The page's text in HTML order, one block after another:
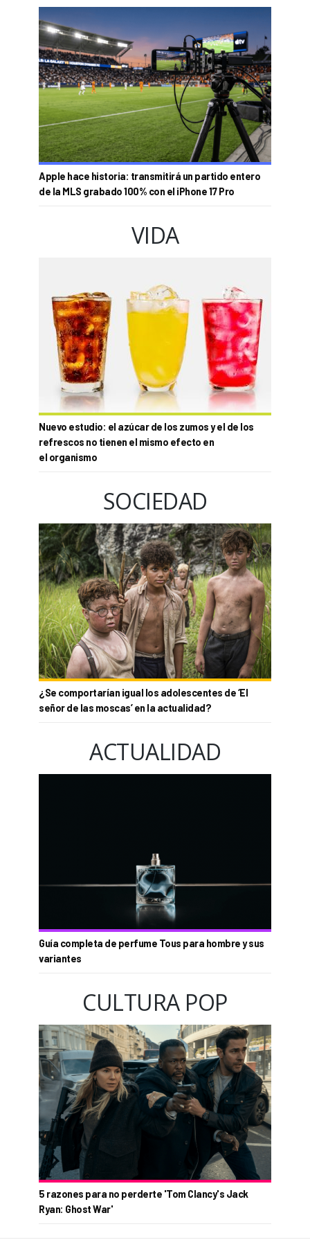
Apple hace historia: transmitirá un partido entero
de la MLS grabado 100% con el iPhone 17 Pro
VIDA
Nuevo estudio: el azúcar de los zumos y el de los
refrescos no tienen el mismo efecto en
el organismo
SOCIEDAD
¿Se comportarían igual los adolescentes de ‘El
señor de las moscas’ en la actualidad?
ACTUALIDAD
Guía completa de perfume Tous para hombre y sus
variantes
CULTURA POP
5 razones para no perderte 'Tom Clancy's Jack
Ryan: Ghost War'